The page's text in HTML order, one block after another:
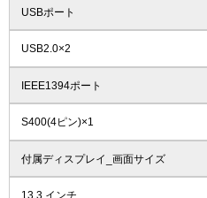
USBポート
USB2.0×2
IEEE1394ポート
S400(4ピン)×1
付属ディスプレイ_画面サイズ
13.3 インチ